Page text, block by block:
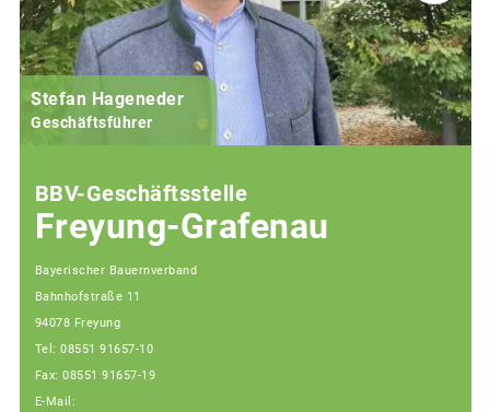
Stefan Hageneder
Geschäftsführer
BBV-Geschäftsstelle
Freyung-Grafenau
Bayerischer Bauernverband
Bahnhofstraße 11
94078 Freyung
Tel: 08551 91657-10
Fax: 08551 91657-19
E-Mail: